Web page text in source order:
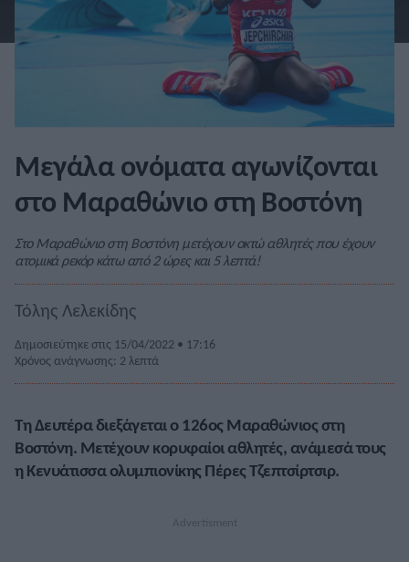
Μεγάλα ονόματα αγωνίζονται
στο Μαραθώνιο στη Βοστόνη
Στο Μαραθώνιο στη Βοστόνη μετέχουν οκτώ αθλητές που έχουν
ατομικά ρεκόρ κάτω από 2 ώρες και 5 λεπτά!
Τόλης Λελεκίδης
Δημοσιεύτηκε στις 15/04/2022 • 17:16
Χρόνος ανάγνωσης: 2 λεπτά
Τη Δευτέρα διεξάγεται ο 126ος Μαραθώνιος στη
Βοστόνη. Μετέχουν κορυφαίοι αθλητές, ανάμεσά τους
η Κενυάτισσα ολυμπιονίκης Πέρες Τζεπτσίρτσιρ.